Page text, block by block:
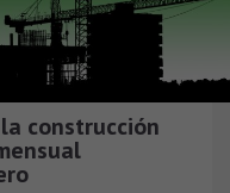
construcción